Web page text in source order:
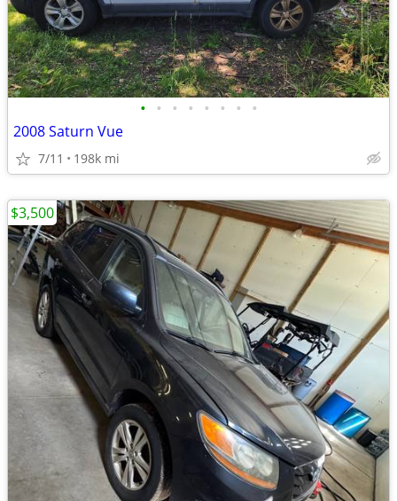
• • • • • • • •
2008 Saturn Vue
7/11 198k mi
$3,500